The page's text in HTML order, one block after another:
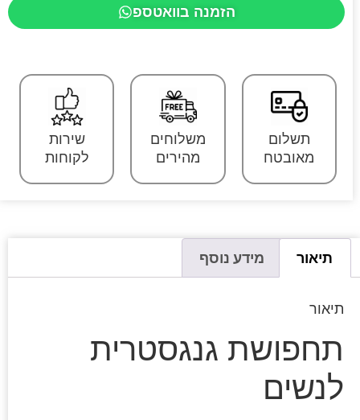
הזמנה בוואטספ
תשלום
מאובטח
משלוחים
מהירים
שירות
לקוחות
תיאור מידע נוסף
תיאור
תחפושת גנגסטרית
לנשים